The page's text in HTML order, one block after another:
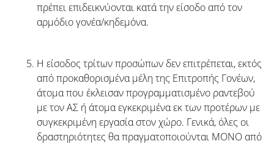
πρέπει επιδεικνύονται κατά την είσοδο από τον
αρμόδιο γονέα/κηδεμόνα.
Η είσοδος τρίτων προσώπων δεν επιτρέπεται, εκτός
από προκαθορισμένα μέλη της Επιτροπής Γονέων,
άτομα που έκλεισαν προγραμματισμένο ραντεβού
με τον ΑΣ ή άτομα εγκεκριμένα εκ των προτέρων με
συγκεκριμένη εργασία στον χώρο. Γενικά, όλες οι
δραστηριότητες θα πραγματοποιούνται ΜΟΝΟ από